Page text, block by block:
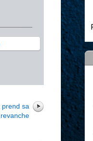
prend sa
revanche